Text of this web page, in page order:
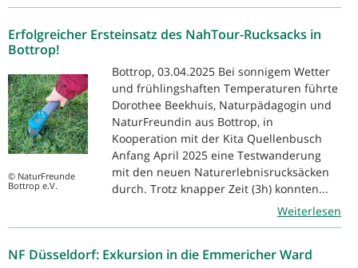
Erfolgreicher Ersteinsatz des NahTour-Rucksacks in
Bottrop!
© NaturFreunde
Bottrop e.V.
Bottrop, 03.04.2025 Bei sonnigem Wetter
und frühlingshaften Temperaturen führte
Dorothee Beekhuis, Naturpädagogin und
NaturFreundin aus Bottrop, in
Kooperation mit der Kita Quellenbusch
Anfang April 2025 eine Testwanderung
mit den neuen Naturerlebnisrucksäcken
durch. Trotz knapper Zeit (3h) konnten...
Weiterlesen
NF Düsseldorf: Exkursion in die Emmericher Ward